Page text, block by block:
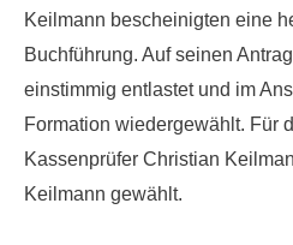
Keilmann bescheinigten eine
Buchführung. Auf seinen
einstimmig entlastet und im
Formation wiedergewählt. Für
Kassenprüfer Christian
Keilmann gewählt.